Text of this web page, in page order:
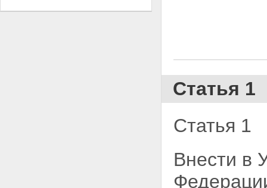
Статья 1
Статья 1
Внести в